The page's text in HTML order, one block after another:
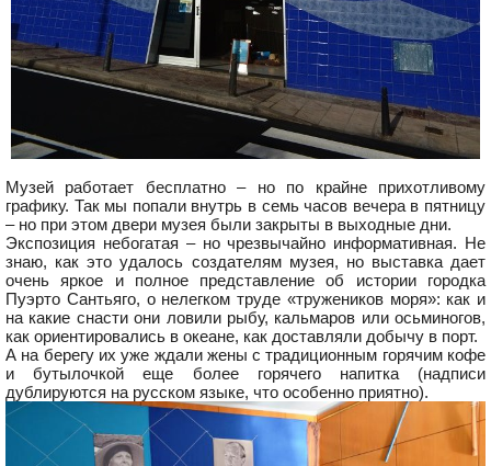
Музей работает бесплатно – но по крайне прихотливому
графику. Так мы попали внутрь в семь часов вечера в пятницу
– но при этом двери музея были закрыты в выходные дни.
Экспозиция небогатая – но чрезвычайно информативная. Не
знаю, как это удалось создателям музея, но выставка дает
очень яркое и полное представление об истории городка
Пуэрто Сантьяго, о нелегком труде «тружеников моря»: как и
на какие снасти они ловили рыбу, кальмаров или осьминогов,
как ориентировались в океане, как доставляли добычу в порт.
А на берегу их уже ждали жены с традиционным горячим кофе
и бутылочкой еще более горячего напитка (надписи
дублируются на русском языке, что особенно приятно).